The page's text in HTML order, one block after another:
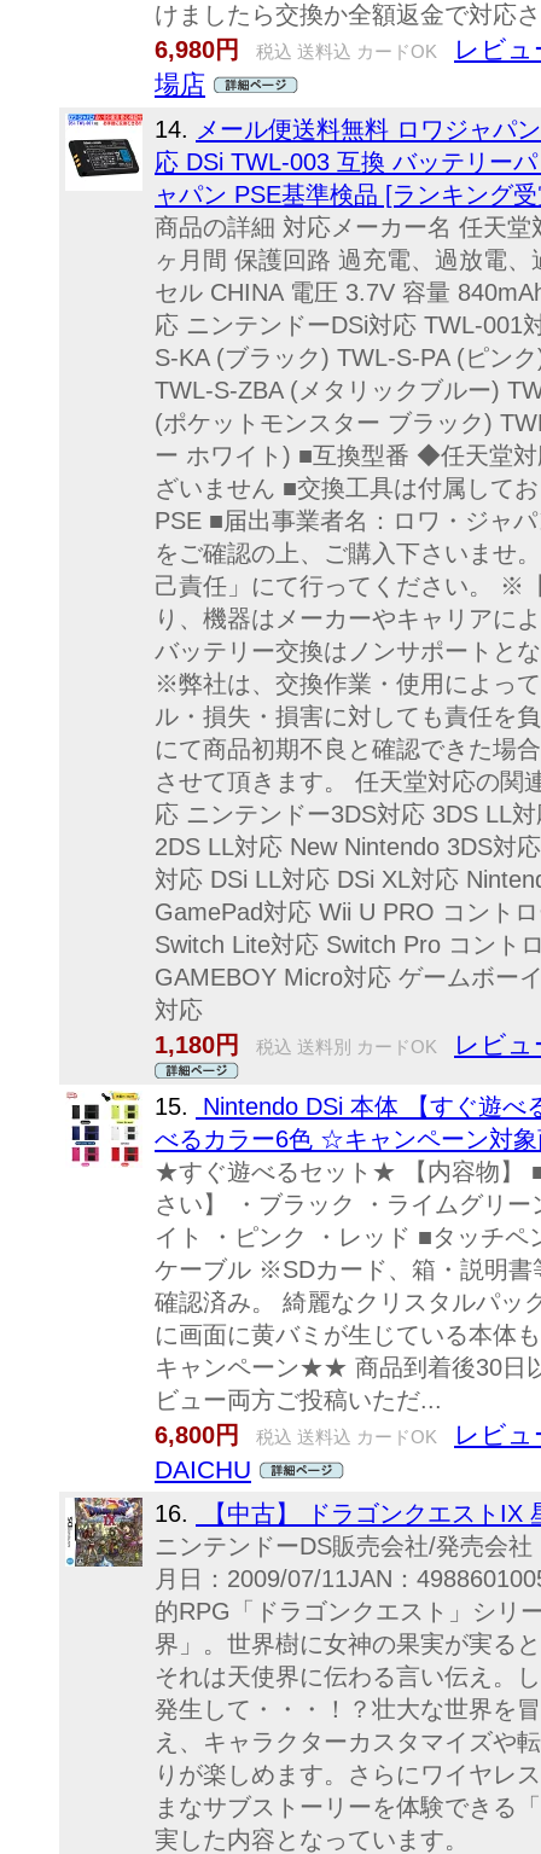
けましたら交換か全額返金で対応
6,980円
税込 送料込 カードOK
レビュ
場店
14. メール便送料無料 ロワジャパ
応 DSi TWL-003 互換 バッテリー
ャパン PSE基準検品 [ランキング
商品の詳細 対応メーカー名 任天
ヶ月間 保護回路 過充電、過放電
セル CHINA 電圧 3.7V 容量
応 ニンテンドーDSi対応 TWL-001
S-KA (ブラック) TWL-S-PA (ピン
TWL-S-ZBA (メタリックブルー)
(ポケットモンスター ブラック)
ー ホワイト) ■互換型番 ◆任天堂
ざいません ■交換工具は付属して
PSE ■届出事業者名：ロワ・ジャ
をご確認の上、ご購入下さいませ
己責任」にて行ってください。 ※
り、機器はメーカーやキャリアに
バッテリー交換はノンサポートと
※弊社は、交換作業・使用によっ
ル・損失・損害に対しても責任を
にて商品初期不良と確認できた場
させて頂きます。 任天堂対応の関
応 ニンテンドー3DS対応 3DS LL
2DS LL対応 New Nintendo 3DS対
対応 DSi LL対応 DSi XL対応
GamePad対応 Wii U PRO コント
Switch Lite対応 Switch Pro コント
GAMEBOY Micro対応 ゲームボー
対応
1,180円
税込 送料別 カードOK レビュ
15.
Nintendo DSi 本体 【すぐ遊
べるカラー6色 ☆キャンペーン対
★すぐ遊べるセット★ 【内容物】
さい】 ・ブラック ・ライムグリ
イト ・ピンク ・レッド ■タッチ
ケーブル ※SDカード、箱・説明書
確認済み。 綺麗なクリスタルパ
に画面に黄バミが生じている本
キャンペーン★★ 商品到着後30日
ビュー両方ご投稿いただ...
6,800円
税込 送料込 カードOK
レビュ
DAICHU
16.
【中古】 ドラゴンクエストIX
ニンテンドーDS販売会社/発売会
月日：2009/07/11JAN：
的RPG「ドラゴンクエスト」シリ
界」。世界樹に女神の果実が実る
それは天使界に伝わる言い伝え。
発生して・・・！？壮大な世界を
え、キャラクターカスタマイズや
りが楽しめます。さらにワイヤレ
まなサブストーリーを体験できる
実した内容となっています。